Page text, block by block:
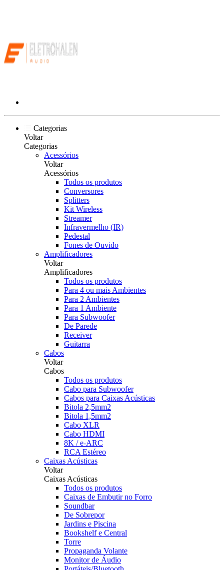
Categorias
Voltar
Categorias
Acessórios
Voltar
Acessórios
Todos os produtos
Conversores
Splitters
Kit Wireless
Streamer
Infravermelho (IR)
Pedestal
Fones de Ouvido
Amplificadores
Voltar
Amplificadores
Todos os produtos
Para 4 ou mais Ambientes
Para 2 Ambientes
Para 1 Ambiente
Para Subwoofer
De Parede
Receiver
Guitarra
Cabos
Voltar
Cabos
Todos os produtos
Cabo para Subwoofer
Cabos para Caixas Acústicas
Bitola 2,5mm2
Bitola 1,5mm2
Cabo XLR
Cabo HDMI
8K / e-ARC
RCA Estéreo
Caixas Acústicas
Voltar
Caixas Acústicas
Todos os produtos
Caixas de Embutir no Forro
Soundbar
De Sobrepor
Jardins e Piscina
Bookshelf e Central
Torre
Propaganda Volante
Monitor de Áudio